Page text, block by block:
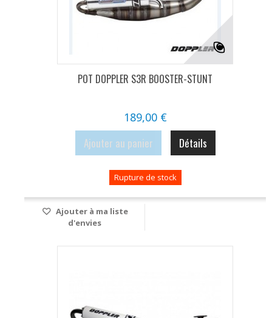
POT DOPPLER S3R BOOSTER-STUNT
189,00 €
Ajouter au panier Détails
Rupture de stock
Ajouter à ma liste
d'envies